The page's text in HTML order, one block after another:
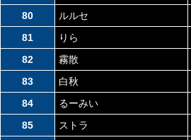
80
ルルセ
81
りら
82
霧散
83
白秋
84
るーみい
85
ストラ